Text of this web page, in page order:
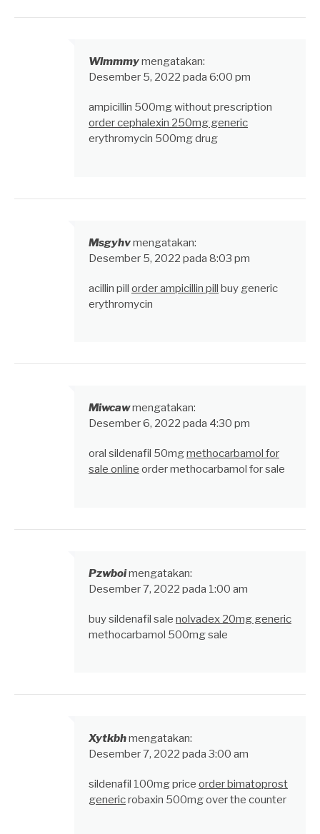
Wlmmmymengatakan:
Desember 5, 2022 pada 6:00 pm
ampicillin 500mg without prescription
order cephalexin 250mg generic
erythromycin 500mg drug
Msgyhvmengatakan:
Desember 5, 2022 pada 8:03 pm
acillin pill order ampicillin pill buy generic
erythromycin
Miwcawmengatakan:
Desember 6, 2022 pada 4:30 pm
oral sildenafil 50mgmethocarbamol for
sale online order methocarbamol for sale
Pzwboimengatakan:
Desember 7, 2022 pada 1:00 am
buy sildenafil sale nolvadex 20mg generic
methocarbamol 500mg sale
Xytkbhmengatakan:
Desember 7, 2022 pada 3:00 am
sildenafil 100mg price order bimatoprost
genericrobaxin 500mg over the counter